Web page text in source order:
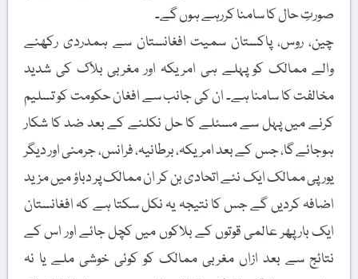
صورتِ حال کا سامنا کررہے ہوں گے۔
چین، روس، پاکستان سمیت افغانستان سے ہمدردی رکھنے
والے ممالک کو پہلے ہی امریکہ اور مغربی بلاک کی شدید
مخالفت کا سامنا ہے۔ ان کی جانب سے افغان حکومت کو تسلیم
کرنے میں پہل سے مسئلے کا حل نکلنے کے بعد ضد کا شکار
ہوجائے گا، جس کے بعد امریکہ، برطانیہ، فرانس، جرمنی اور دیگر
یورپی ممالک ایک نئے اتحادی بن کر ان ممالک پر دباؤ میں مزید
اضافہ کردیں گے جس کا نتیجہ یہ نکل سکتا ہے کہ افغانستان
ایک بار پھر عالمی قوتوں کے بلاکوں میں کچل جائے اور اس کے
نتائج سے بعد ازاں مغربی ممالک کو کوئی خوشی ملے یا نہ